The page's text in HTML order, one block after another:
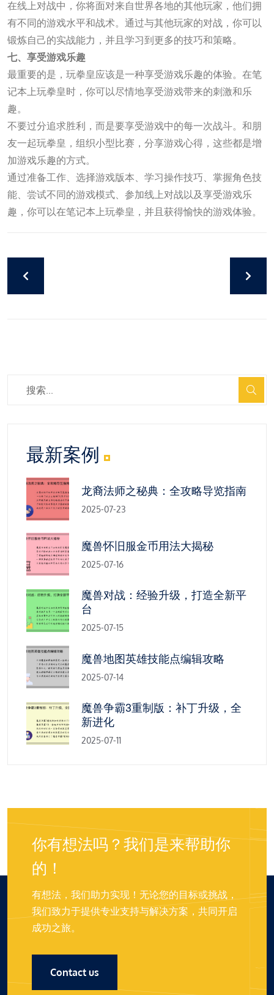
在线上对战中，你将面对来自世界各地的其他玩家，他们拥
有不同的游戏水平和战术。通过与其他玩家的对战，你可以
锻炼自己的实战能力，并且学习到更多的技巧和策略。
七、享受游戏乐趣
最重要的是，玩拳皇应该是一种享受游戏乐趣的体验。在笔
记本上玩拳皇时，你可以尽情地享受游戏带来的刺激和乐
趣。
不要过分追求胜利，而是要享受游戏中的每一次战斗。和朋
友一起玩拳皇，组织小型比赛，分享游戏心得，这些都是增
加游戏乐趣的方式。
通过准备工作、选择游戏版本、学习操作技巧、掌握角色技
能、尝试不同的游戏模式、参加线上对战以及享受游戏乐
趣，你可以在笔记本上玩拳皇，并且获得愉快的游戏体验。
最新案例
龙裔法师之秘典：全攻略导览指南
2025-07-23
魔兽怀旧服金币用法大揭秘
2025-07-16
魔兽对战：经验升级，打造全新平
台
2025-07-15
魔兽地图英雄技能点编辑攻略
2025-07-14
魔兽争霸3重制版：补丁升级，全
新进化
2025-07-11
你有想法吗？我们是来帮助你
的！
有想法，我们助力实现！无论您的目标或挑战，
我们致力于提供专业支持与解决方案，共同开启
成功之旅。
Contact us